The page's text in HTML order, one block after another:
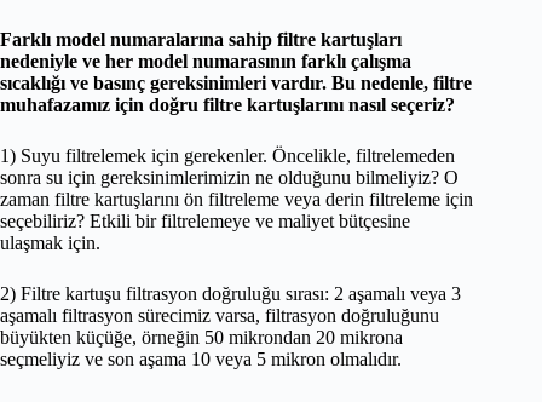
Farklı model numaralarına sahip filtre kartuşları
nedeniyle ve her model numarasının farklı çalışma
sıcaklığı ve basınç gereksinimleri vardır. Bu nedenle, filtre
muhafazamız için doğru filtre kartuşlarını nasıl seçeriz?
1) Suyu filtrelemek için gerekenler. Öncelikle, filtrelemeden
sonra su için gereksinimlerimizin ne olduğunu bilmeliyiz? O
zaman filtre kartuşlarını ön filtreleme veya derin filtreleme için
seçebiliriz? Etkili bir filtrelemeye ve maliyet bütçesine
ulaşmak için.
2) Filtre kartuşu filtrasyon doğruluğu sırası: 2 aşamalı veya 3
aşamalı filtrasyon sürecimiz varsa, filtrasyon doğruluğunu
büyükten küçüğe, örneğin 50 mikrondan 20 mikrona
seçmeliyiz ve son aşama 10 veya 5 mikron olmalıdır.